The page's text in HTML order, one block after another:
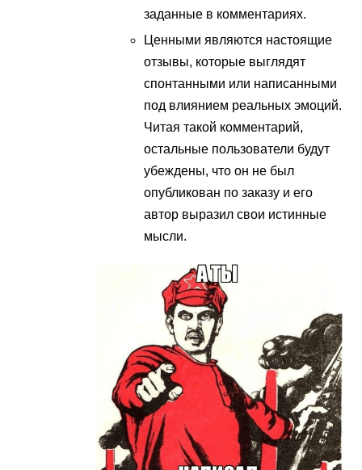
заданные в комментариях.
Ценными являются настоящие
отзывы, которые выглядят
спонтанными или написанными
под влиянием реальных эмоций.
Читая такой комментарий,
остальные пользователи будут
убеждены, что он не был
опубликован по заказу и его
автор выразил свои истинные
мысли.